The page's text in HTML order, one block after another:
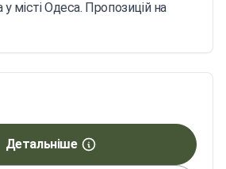
місті Одеса. Пропозицій на
Детальніше